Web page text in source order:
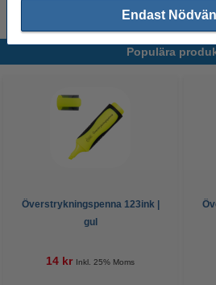
Endast
Populära
Överstrykningspenna 123ink |
gul
14 kr Inkl. 25% Moms